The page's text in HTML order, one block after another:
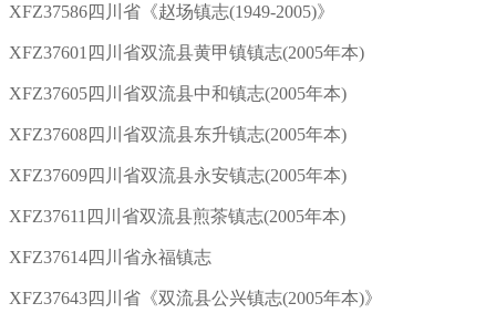
XFZ37586四川省《赵场镇志(1949-2005)》
XFZ37601四川省双流县黄甲镇镇志(2005年本)
XFZ37605四川省双流县中和镇志(2005年本)
XFZ37608四川省双流县东升镇志(2005年本)
XFZ37609四川省双流县永安镇志(2005年本)
XFZ37611四川省双流县煎茶镇志(2005年本)
XFZ37614四川省永福镇志
XFZ37643四川省《双流县公兴镇志(2005年本)》